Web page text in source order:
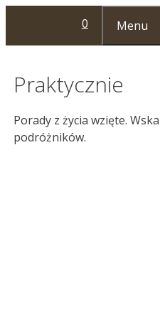
treści
0 Menu
Praktycznie
Porady z życia wzięte.
podróżników.